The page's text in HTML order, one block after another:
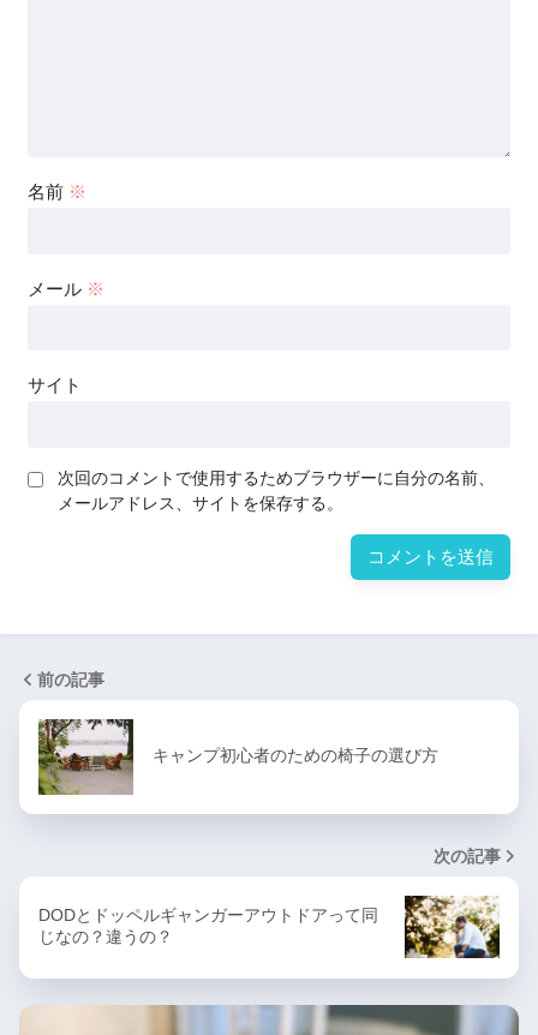
名前 ※
メール ※
サイト
次回のコメントで使用するためブラウザーに自分の名前、
メールアドレス、サイトを保存する。
前の記事
キャンプ初心者のための椅子の選び方
次の記事
DODとドッペルギャンガーアウトドアって同
じなの？違うの？